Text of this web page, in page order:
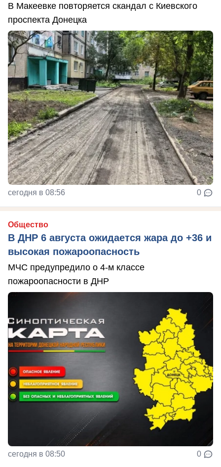
В Макеевке повторяется скандал с Киевского
проспекта Донецка
сегодня в 08:56 0
Общество
В ДНР 6 августа ожидается жара до +36 и
высокая пожароопасность
МЧС предупредило о 4-м классе
пожароопасности в ДНР
сегодня в 08:50 0